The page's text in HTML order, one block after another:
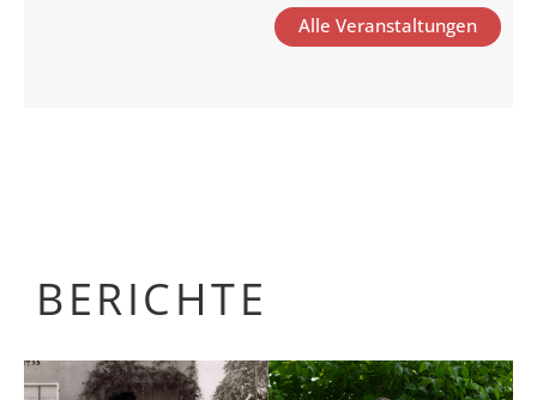
Alle Veranstaltungen
BERICHTE